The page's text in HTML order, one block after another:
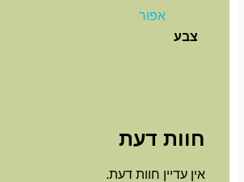
צבע
אפור
חוות דעת
אין עדיין חוות דעת.